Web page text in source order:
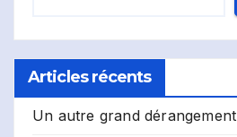
Articles récents
Un autre grand dérangement